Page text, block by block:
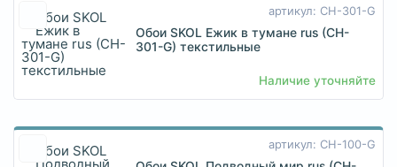
артикул: CH-301-G
Обои SKOL Ежик в тумане rus (CH-
301-G) текстильные
Наличие уточняйте
артикул: CH-100-G